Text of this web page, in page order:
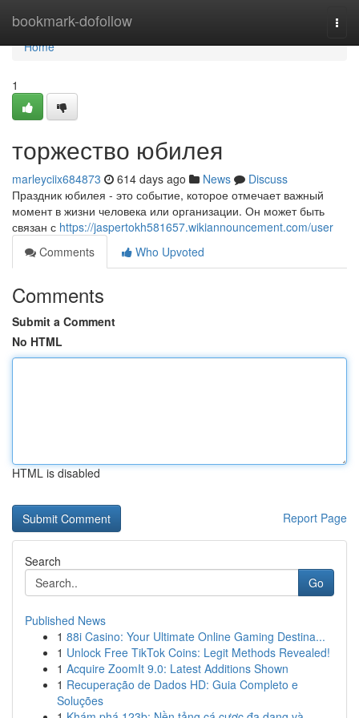
bookmark-dofollow
Home
Home
1
торжество юбилея
marleyciix684873 614 days ago News
Discuss
Праздник юбилея - это событие, которое отмечает важный
момент в жизни человека или организации. Он может быть
связан с https://jaspertokh581657.wikiannouncement.com/user
Comments
Who Upvoted
Comments
Submit a Comment
No HTML
HTML is disabled
Report Page
Search
Go
Published News
1 88i Casino: Your Ultimate Online Gaming Destina...
1 Unlock Free TikTok Coins: Legit Methods Revealed!
1 Acquire ZoomIt 9.0: Latest Additions Shown
1 Recuperação de Dados HD: Guia Completo e
Soluções